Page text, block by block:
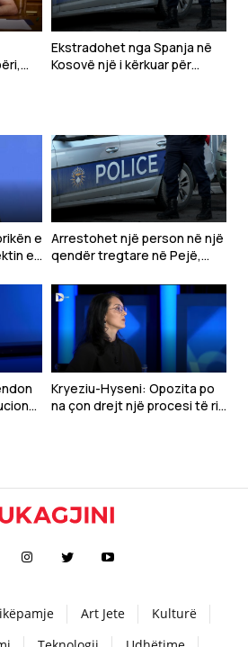
Ekstradohet nga Spanja në
Kosovë një i kërkuar për
e
e
Arrestohet një person në një
qendër tregtare në Pejë,
qytetarët
Kryeziu-Hyseni: Opozita po
na çon drejt një procesi të ri
Art Jete
Kulturë